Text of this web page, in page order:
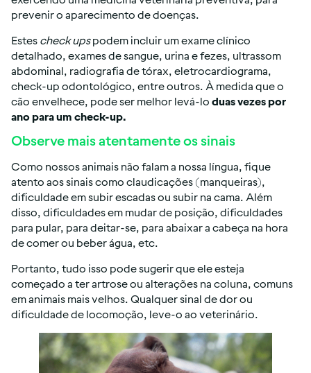
prevenir o aparecimento de doenças.
Estes check upspodem incluir um exame clínico
detalhado, exames de sangue, urina e fezes, ultrassom
abdominal, radiografia de tórax, eletrocardiograma,
check-up odontológico, entre outros. À medida que o
cão envelhece, pode ser melhor levá-lo duas vezes por
ano para um check-up.
Observe mais atentamente os sinais
Como nossos animais não falam a nossa língua, fique
atento aos sinais como claudicações (manqueiras),
dificuldade em subir escadas ou subir na cama. Além
disso, dificuldades em mudar de posição, dificuldades
para pular, para deitar-se, para abaixar a cabeça na hora
de comer ou beber água, etc.
Portanto, tudo isso pode sugerir que ele esteja
começado a ter artrose ou alterações na coluna, comuns
em animais mais velhos. Qualquer sinal de dor ou
dificuldade de locomoção, leve-o ao veterinário.